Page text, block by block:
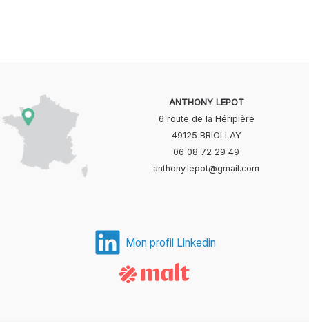
ANTHONY LEPOT
6 route de la Héripière
49125 BRIOLLAY
06 08 72 29 49
anthony.lepot@gmail.com
Mon profil Linkedin